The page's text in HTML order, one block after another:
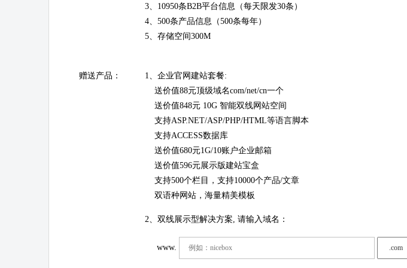
3、10950条B2B平台信息（每天限发30条）
4、500条产品信息（500条每年）
5、存储空间300M
赠送产品：
1、企业官网建站套餐:
送价值88元顶级域名com/net/cn一个
送价值848元 10G 智能双线网站空间
支持ASP.NET/ASP/PHP/HTML等语言脚本
支持ACCESS数据库
送价值680元1G/10账户企业邮箱
送价值596元展示版建站宝盒
支持500个栏目，支持10000个产品/文章
双语种网站，海量精美模板
2、双线展示型解决方案, 请输入域名：
www.